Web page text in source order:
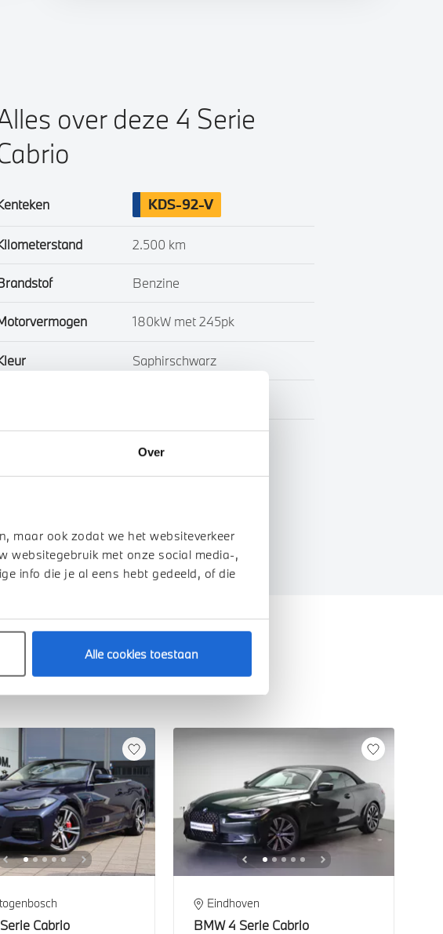
Over
maar ook zodat we het websiteverkeer
websitegebruik met onze social media-,
info die je al eens hebt gedeeld, of die
Alle cookies toestaan
over deze 4 Serie
KDS-92-V
2.500 km
Benzine
180kW met 245pk
Saphirschwarz
Cabrio
Eindhoven
BMW 4 Serie Cabrio